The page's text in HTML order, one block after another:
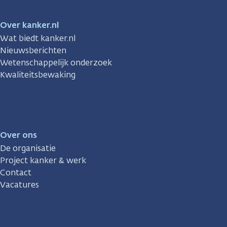
Over kanker.nl
Wat biedt kanker.nl
Nieuwsberichten
Wetenschappelijk onderzoek
Kwaliteitsbewaking
Over ons
De organisatie
Project kanker & werk
Contact
Vacatures